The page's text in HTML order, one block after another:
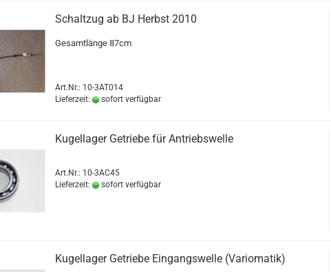
Schaltzug ab BJ Herbst 2010
Gesamtlänge 87cm
Art.Nr.: 10-3AT014
Lieferzeit:
sofort verfügbar
Kugellager Getriebe für Antriebswelle
Art.Nr.: 10-3AC45
Lieferzeit:
sofort verfügbar
Kugellager Getriebe Eingangswelle (Variomatik)